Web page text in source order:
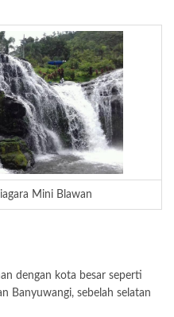
Mini Blawan
dengan kota besar seperti
Banyuwangi, sebelah selatan